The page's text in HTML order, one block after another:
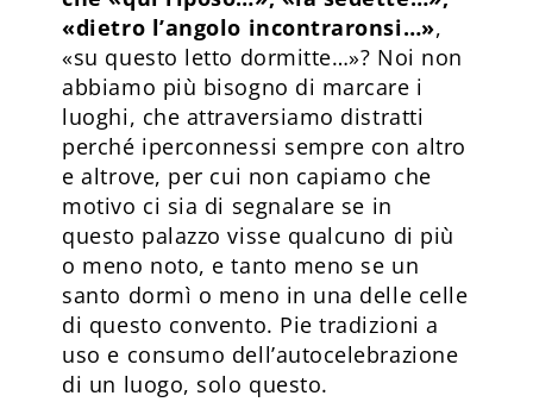
«dietro l’angolo incontraronsi…»,
«su questo letto dormitte…»? Noi non
abbiamo più bisogno di marcare i
luoghi, che attraversiamo distratti
perché iperconnessi sempre con altro
e altrove, per cui non capiamo che
motivo ci sia di segnalare se in
questo palazzo visse qualcuno di più
o meno noto, e tanto meno se un
santo dormì o meno in una delle celle
di questo convento. Pie tradizioni a
uso e consumo dell’autocelebrazione
di un luogo, solo questo.